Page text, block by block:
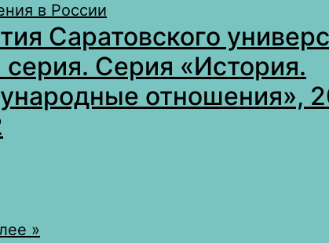
в России
Саратовского
серия. Серия «История.
отношения»,
»